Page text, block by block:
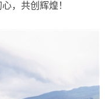
，共创辉煌！